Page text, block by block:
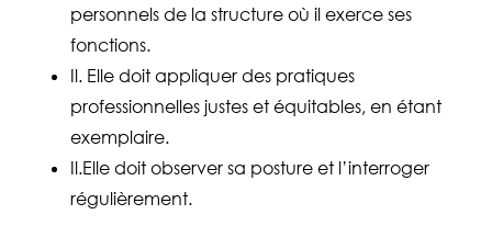
personnels de la structure où il exerce ses
fonctions.
Il. Elle doit appliquer des pratiques
professionnelles justes et équitables, en étant
exemplaire.
Il.Elle doit observer sa posture et l’interroger
régulièrement.